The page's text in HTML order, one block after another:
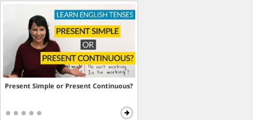
Present Simple or Present Continuous?